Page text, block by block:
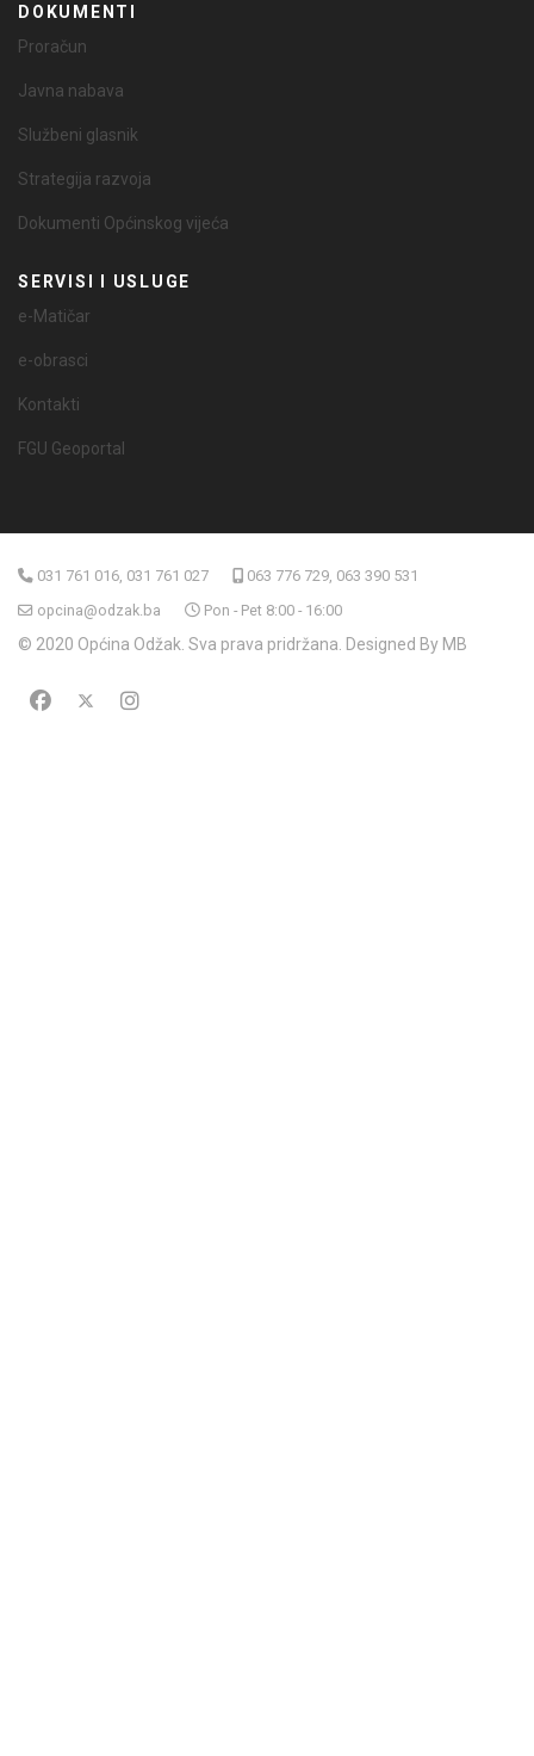
DOKUMENTI
Proračun
Javna nabava
Službeni glasnik
Strategija razvoja
Dokumenti Općinskog vijeća
SERVISI I USLUGE
e-Matičar
e-obrasci
Kontakti
FGU Geoportal
031 761 016, 031 761 027
063 776 729, 063 390 531
opcina@odzak.ba
Pon - Pet 8:00 - 16:00
© 2020 Općina Odžak. Sva prava pridržana. Designed By MB